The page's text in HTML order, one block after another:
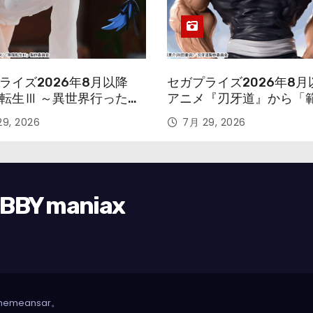
イズ2026年8月以降
生Ⅲ ～異世界行ったら
～』から「ロキシー」
ュアが登場！
2026
セガプライズ2026年8月
アニメ『刃牙道』から「
次郎」が登場ッッ!!
7月 29, 2026
maniax
。